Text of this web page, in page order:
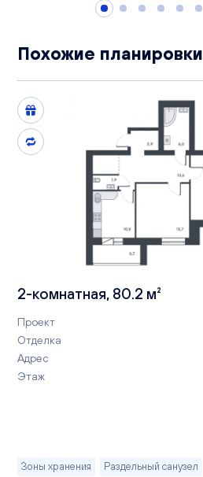
Похожие планировки
2-комнатная, 80.2 м²
Проект
Отделка
Адрес
Этаж
Зоны хранения
Раздельный санузел